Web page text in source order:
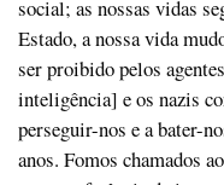
social; as nossas vidas
Estado, a nossa vida
ser proibido pelos
inteligência] e os nazis
perseguir-nos e a bater-
anos. Fomos chamados